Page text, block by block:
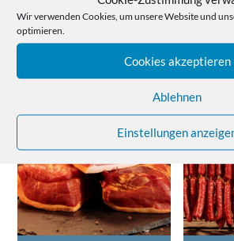
Wir verwenden Cookies, um unsere Website und
optimieren.
Cookies akzeptieren
Ablehnen
Einstellungen
zzgl.Versand
Lieferzeit: ca. 5 Werktage